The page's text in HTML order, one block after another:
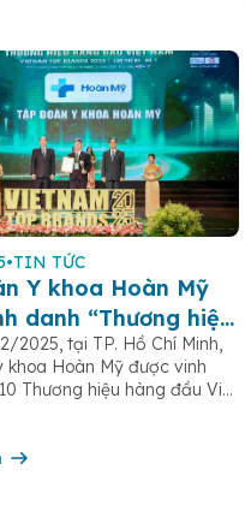
•TIN TỨC
Y khoa Hoàn Mỹ
danh “Thương hiệu
Việt Nam 2025”
2025, tại TP. Hồ Chí Minh,
khoa Hoàn Mỹ được vinh
Thương hiệu hàng đầu Việt
hợp với Trung tâm